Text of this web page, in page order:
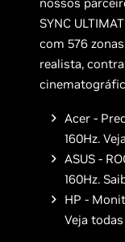
SYNC
com 576
realista,
Acer -
160Hz.
ASUS -
160Hz.
HP -
Veja